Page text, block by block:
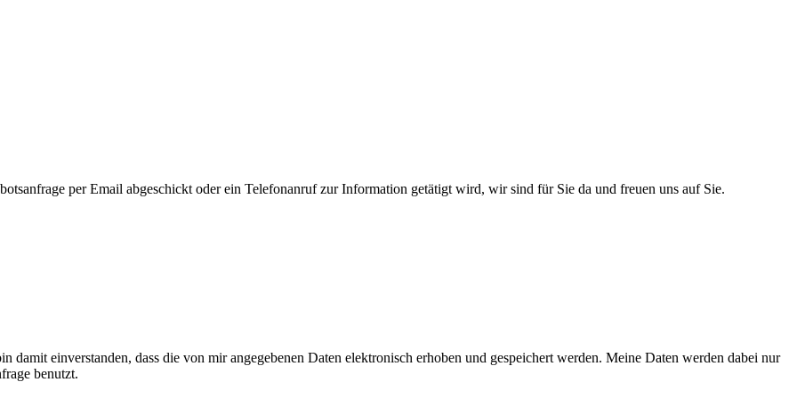
per Email abgeschickt oder ein Telefonanruf zur Information getätigt wird, wir sind für Sie da und freuen uns auf Sie.
damit einverstanden, dass die von mir angegebenen Daten elektronisch erhoben und gespeichert werden. Meine Daten werden dabei nur
benutzt.